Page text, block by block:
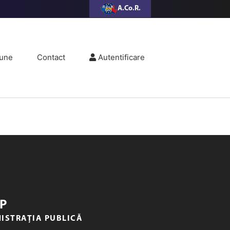
A.Co.R.
Contact Autentificare
PUBLICĂ